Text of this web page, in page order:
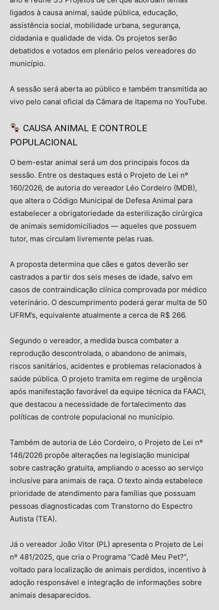
ligados à causa animal, saúde pública, educação,
assistência social, mobilidade urbana, segurança,
cidadania e qualidade de vida. Os projetos serão
debatidos e votados em plenário pelos vereadores do
município.
A sessão será aberta ao público e também transmitida ao
vivo pelo canal oficial da Câmara de Itapema no YouTube.
CAUSA ANIMAL E CONTROLE
POPULACIONAL
O bem-estar animal será um dos principais focos da
sessão. Entre os destaques está o Projeto de Lei nº
160/2026, de autoria do vereador Léo Cordeiro (MDB),
que altera o Código Municipal de Defesa Animal para
estabelecer a obrigatoriedade da esterilização cirúrgica
de animais semidomiciliados — aqueles que possuem
tutor, mas circulam livremente pelas ruas.
A proposta determina que cães e gatos deverão ser
castrados a partir dos seis meses de idade, salvo em
casos de contraindicação clínica comprovada por médico
veterinário. O descumprimento poderá gerar multa de 50
UFRM’s, equivalente atualmente a cerca de R$ 266.
Segundo o vereador, a medida busca combater a
reprodução descontrolada, o abandono de animais,
riscos sanitários, acidentes e problemas relacionados à
saúde pública. O projeto tramita em regime de urgência
após manifestação favorável da equipe técnica da FAACI,
que destacou a necessidade de fortalecimento das
políticas de controle populacional no município.
Também de autoria de Léo Cordeiro, o Projeto de Lei nº
146/2026 propõe alterações na legislação municipal
sobre castração gratuita, ampliando o acesso ao serviço
inclusive para animais de raça. O texto ainda estabelece
prioridade de atendimento para famílias que possuam
pessoas diagnosticadas com Transtorno do Espectro
Autista (TEA).
Já o vereador João Vitor (PL) apresenta o Projeto de Lei
nº 481/2025, que cria o Programa “Cadê Meu Pet?”,
voltado para localização de animais perdidos, incentivo à
adoção responsável e integração de informações sobre
animais desaparecidos.